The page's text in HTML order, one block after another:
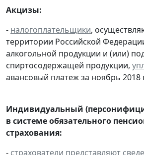
Акцизы:
- налогоплательщики,
территории Российской
алкогольной продукции и (или)
спиртосодержащей продукции,
авансовый платеж за ноябрь 2018
Индивидуальный
в системе обязательного
страхования:
- страхователи представляют